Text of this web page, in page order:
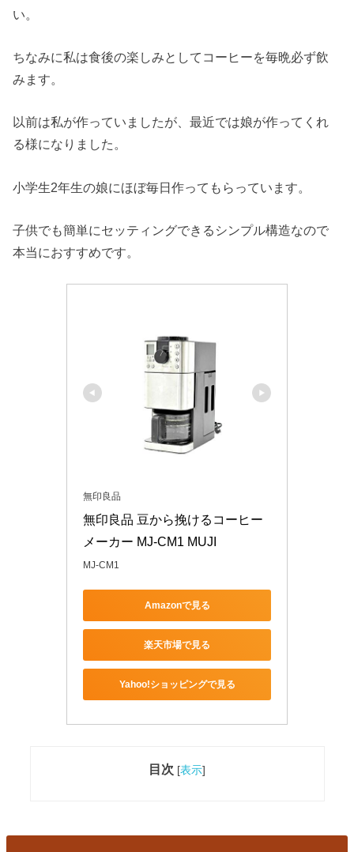
い。
ちなみに私は食後の楽しみとしてコーヒーを毎晩必ず飲
みます。
以前は私が作っていましたが、最近では娘が作ってくれ
る様になりました。
小学生2年生の娘にほぼ毎日作ってもらっています。
子供でも簡単にセッティングできるシンプル構造なので
本当におすすめです。
無印良品
無印良品 豆から挽けるコーヒー
メーカー MJ-CM1 MUJI
MJ-CM1
Amazonで見る
楽天市場で見る
Yahoo!ショッピングで見る
目次 [表示]